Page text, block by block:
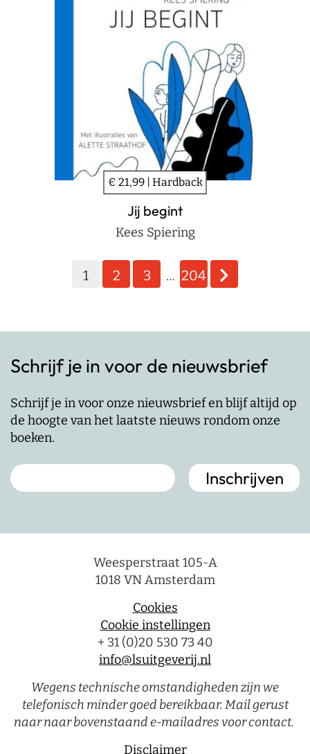
€ 21,99 | Hardback
Jij begint
Kees Spiering
Berichten1 2 3 … 204
Schrijf je in voor de nieuwsbrief
Schrijf je in voor onze nieuwsbrief en blijf altijd op
de hoogte van het laatste nieuws rondom onze
boeken.
Weesperstraat 105-A
1018 VN Amsterdam
Cookies
Cookie instellingen
+ 31 (0)20 530 73 40
info@lsuitgeverij.nl
Wegens technische omstandigheden zijn we
telefonisch minder goed bereikbaar. Mail gerust
naar naar bovenstaand e-mailadres voor contact.
Disclaimer